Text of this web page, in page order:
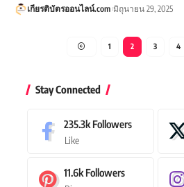
เกียรติบัตรออนไลน์.com มิถุนายน 29, 2025
1 2 3 4
Stay Connected
235.3k Followers
Like
11.6k Followers